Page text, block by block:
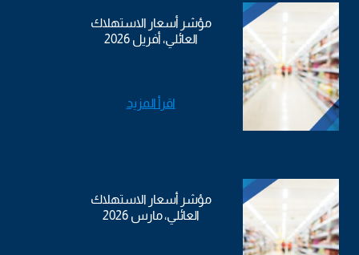
مؤشر أسعار الاستهلاك
العائلي، أفريل 2026
اقرأ المزيد
مؤشر أسعار الاستهلاك
العائلي، مارس 2026